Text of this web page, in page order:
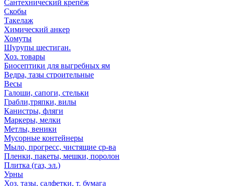
Сантехнический крепёж
Скобы
Такелаж
Химический анкер
Хомуты
Шурупы шестиган.
Хоз. товары
Биосептики для выгребных ям
Ведра, тазы строительные
Весы
Галоши, сапоги, стельки
Грабли,тряпки, вилы
Канистры, фляги
Маркеры, мелки
Метлы, веники
Мусорные контейнеры
Мыло, прогресс, чистящие ср-ва
Пленки, пакеты, мешки, поролон
Плитка (газ, эл.)
Урны
Хоз. тазы, салфетки, т. бумага